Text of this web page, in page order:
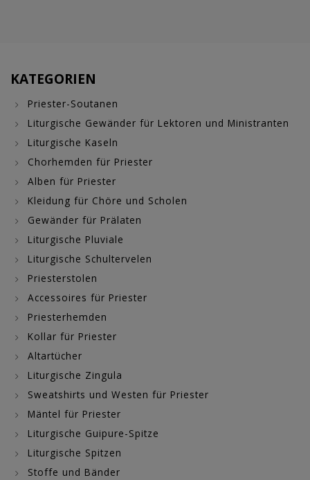
KATEGORIEN
Priester-Soutanen
Liturgische Gewänder für Lektoren und Ministranten
Liturgische Kaseln
Chorhemden für Priester
Alben für Priester
Kleidung für Chöre und Scholen
Gewänder für Prälaten
Liturgische Pluviale
Liturgische Schultervelen
Priesterstolen
Accessoires für Priester
Priesterhemden
Kollar für Priester
Altartücher
Liturgische Zingula
Sweatshirts und Westen für Priester
Mäntel für Priester
Liturgische Guipure-Spitze
Liturgische Spitzen
Stoffe und Bänder